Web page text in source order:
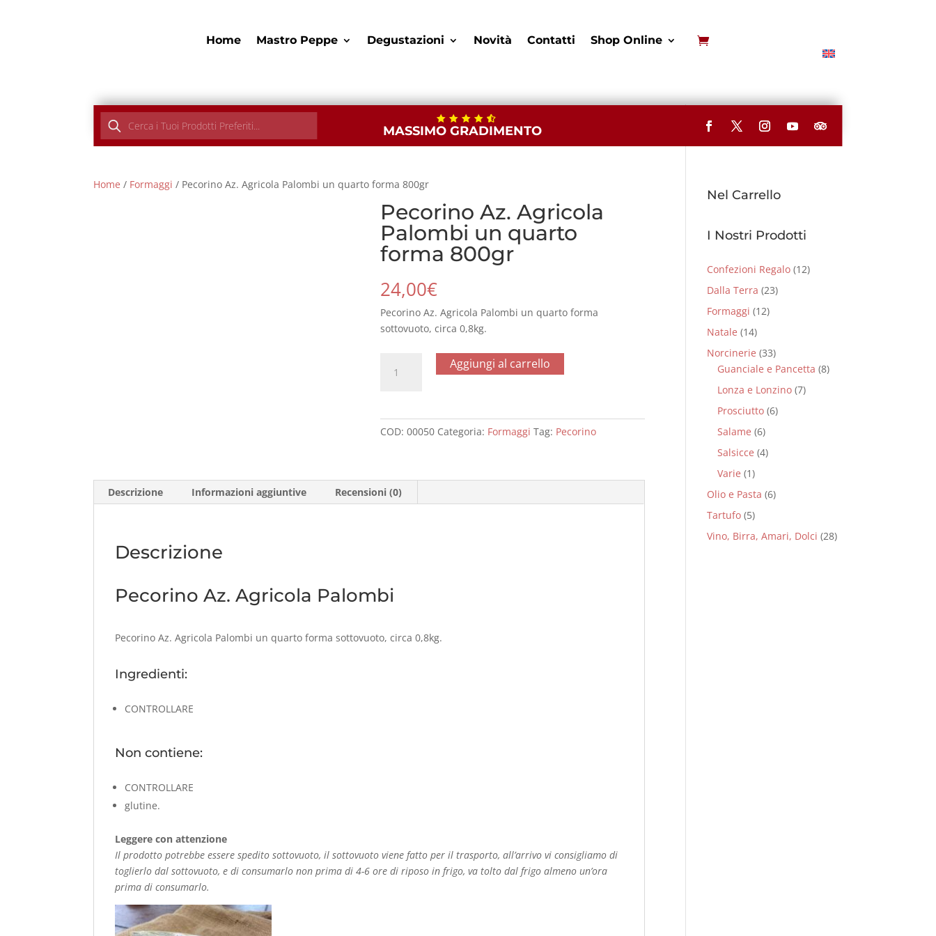
Home Mastro Peppe Degustazioni Novità Contatti Shop Online
Products
search MASSIMO GRADIMENTO
Home / Formaggi / Pecorino Az. Agricola Palombi un quarto forma 800gr
Pecorino Az. Agricola
Palombi un quarto
forma 800gr
24,00€
Pecorino Az. Agricola Palombi un quarto forma
sottovuoto, circa 0,8kg.
quantità
Aggiungi al carrello
COD:00050 Categoria: Formaggi Tag: Pecorino
Descrizione Informazioni aggiuntive Recensioni (0)
Descrizione
Pecorino Az. Agricola Palombi
Pecorino Az. Agricola Palombi un quarto forma sottovuoto, circa 0,8kg.
Ingredienti:
CONTROLLARE
Non contiene:
CONTROLLARE
glutine.
Leggere con attenzione
Il prodotto potrebbe essere spedito sottovuoto, il sottovuoto viene fatto per il trasporto, all’arrivo vi consigliamo di
toglierlo dal sottovuoto, e di consumarlo non prima di 4-6 ore di riposo in frigo, va tolto dal frigo almeno un’ora
prima di consumarlo.
Nel Carrello
I Nostri Prodotti
Confezioni Regalo (12)
Dalla Terra (23)
Formaggi (12)
Natale (14)
Norcinerie (33)
Guanciale e Pancetta (8)
Lonza e Lonzino (7)
Prosciutto (6)
Salame (6)
Salsicce (4)
Varie (1)
Olio e Pasta (6)
Tartufo (5)
Vino, Birra, Amari, Dolci (28)